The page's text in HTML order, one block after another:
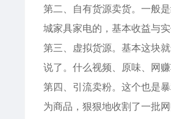
第二、自有货源卖货。一般
城家具家电的，基本收益与
第三、虚拟货源。基本这块
说了。什么视频、原味、网
第四、引流卖粉。这个也是
为商品，狠狠地收割了一批